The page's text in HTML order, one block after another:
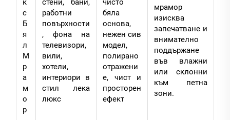
к
с
Б
я
л
М
р
а
м
о
р
стени, бани,
работни
повърхности
, фона на
телевизори,
вили,
хотели,
интериори в
стил лека
люкс
чисто
бяла
основа,
нежен сив
модел,
полирано
отражени
е, чист и
просторен
ефект
мрамор
изисква
запечатване и
внимателно
поддържане
във влажни
или склонни
към петна
зони.